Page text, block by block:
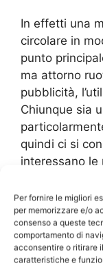
Per fornire le migliori
per memorizzare e/o
consenso a queste
comportamento di
acconsentire o ritirare
caratteristiche e
In effetti una
circolare in
punto
ma attorno
pubblicità,
Chiunque sia
quindi ci si
interessano le
tecnologie
interessanti
Negli ultimi
evolversi di
motori
regalano una